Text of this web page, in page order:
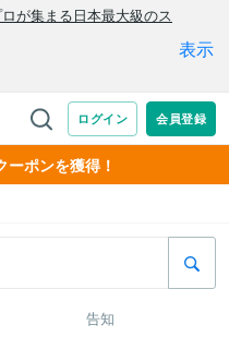
ポンを獲得！
告知